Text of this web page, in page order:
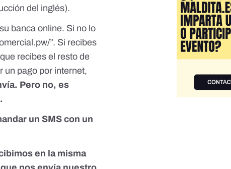
del inglés).
banca online. Si no lo
”. Si recibes
recibes el resto de
un pago por internet,
Pero no, es
un SMS con un
en la misma